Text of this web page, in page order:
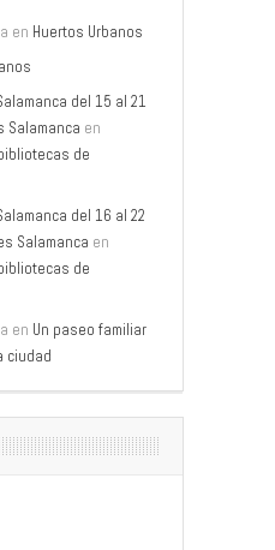
en Huertos Urbanos
del 15 al 21
Salamanca en
de
del 16 al 22
Salamanca en
de
en Un paseo familiar
ciudad